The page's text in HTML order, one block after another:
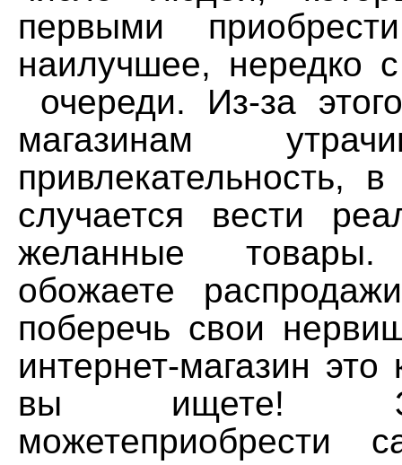
первыми
наилучшее, нередко
очереди. Из-за
магазинам
привлекательность,
случается вести
желанные
обожаете
поберечь свои
интернет-магазин это
вы ищете!
можетеприобрести